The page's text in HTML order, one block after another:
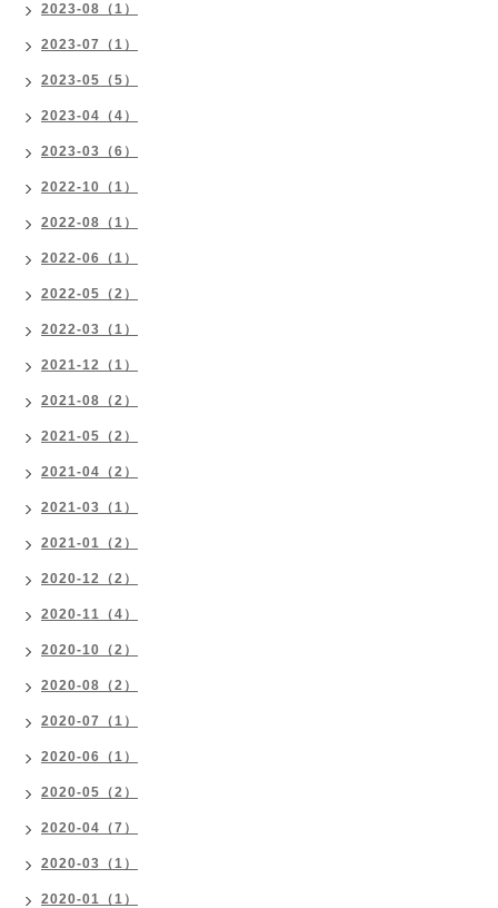
2023-08（1）
2023-07（1）
2023-05（5）
2023-04（4）
2023-03（6）
2022-10（1）
2022-08（1）
2022-06（1）
2022-05（2）
2022-03（1）
2021-12（1）
2021-08（2）
2021-05（2）
2021-04（2）
2021-03（1）
2021-01（2）
2020-12（2）
2020-11（4）
2020-10（2）
2020-08（2）
2020-07（1）
2020-06（1）
2020-05（2）
2020-04（7）
2020-03（1）
2020-01（1）